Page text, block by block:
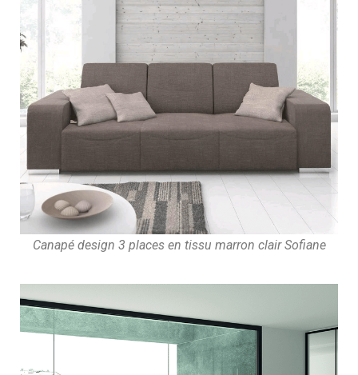
Canapé design 3 places en tissu marron clair Sofiane